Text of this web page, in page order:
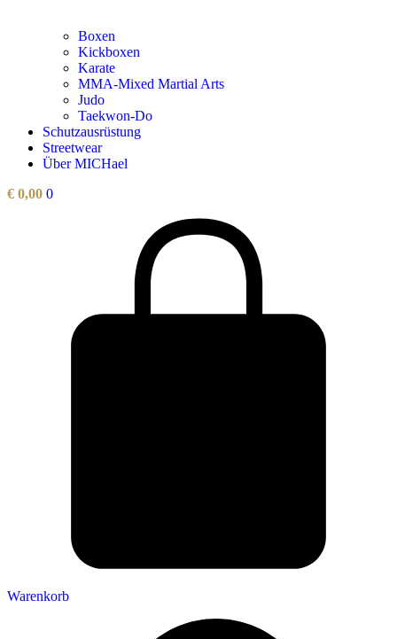
Boxen
Kickboxen
Karate
MMA-Mixed Martial Arts
Judo
Taekwon-Do
Schutzausrüstung
Streetwear
Über MICHael
€ 0,00 0
Warenkorb